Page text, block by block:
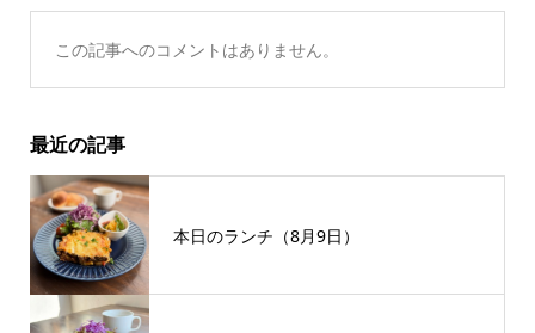
この記事へのコメントはありません。
最近の記事
本日のランチ（8月9日）